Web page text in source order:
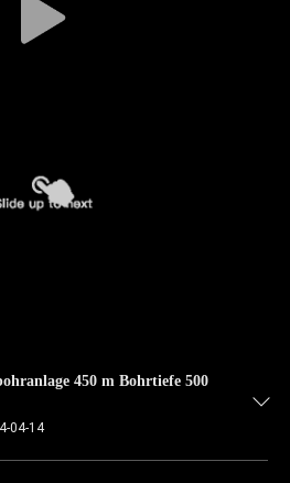
450 m Bohrtiefe 500
04-14